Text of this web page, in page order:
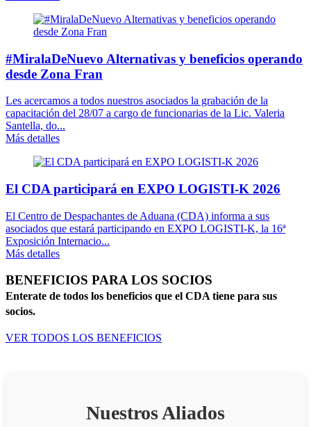
#MiralaDeNuevo Alternativas y beneficios operando
desde Zona Fran
Les acercamos a todos nuestros asociados la grabación de la
capacitación del 28/07 a cargo de funcionarias de la Lic. Valeria
Santella, do...
Más detalles
El CDA participará en EXPO LOGISTI-K 2026
El Centro de Despachantes de Aduana (CDA) informa a sus
asociados que estará participando en EXPO LOGISTI-K, la 16ª
Exposición Internacio...
Más detalles
BENEFICIOS PARA LOS SOCIOS
Enterate de todos los beneficios que el CDA tiene para sus
socios.
VER TODOS LOS BENEFICIOS
Nuestros Aliados